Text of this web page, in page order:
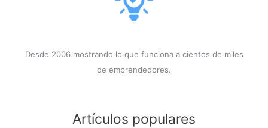
Desde 2006 mostrando lo que funciona a cientos de miles
de emprendedores.
Artículos populares